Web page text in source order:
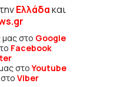
Ελλάδακαι
μας στο Google
Facebook
στοYoutube
Viber